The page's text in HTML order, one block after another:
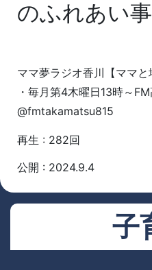
のふれあい
ママ夢ラジオ香川【ママと
・毎月第4木曜日13時～
@fmtakamatsu815
再生 : 282回
公開 : 2024.9.4
子